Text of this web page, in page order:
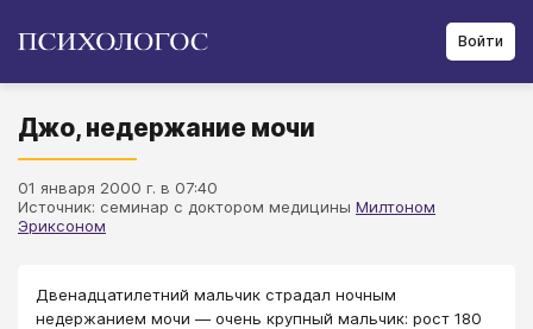
Войти
Джо, недержание мочи
01 января 2000 г. в 07:40
Источник: семинар с доктором медицины Милтоном
Эриксоном
Двенадцатилетний мальчик страдал ночным
недержанием мочи — очень крупный мальчик: рост 180